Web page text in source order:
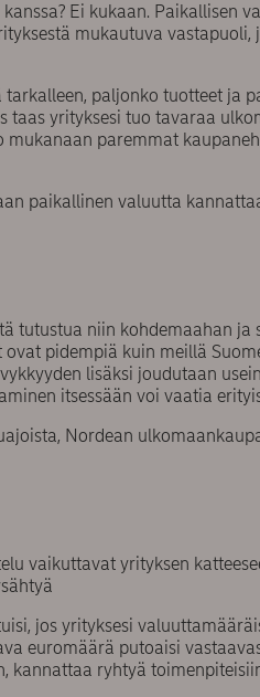
Ei kukaan. Paikallisen
mukautuva vastapuoli,
paljonko tuotteet ja
taas yrityksesi tuo tavaraa
paremmat
paikallinen valuutta
tutustua niin kohdemaahan ja
pidempiä kuin meillä
lisäksi joudutaan
itsessään voi vaatia
Nordean
vaikuttavat yrityksen
jos yrityksesi
euromäärä putoaisi
kannattaa ryhtyä